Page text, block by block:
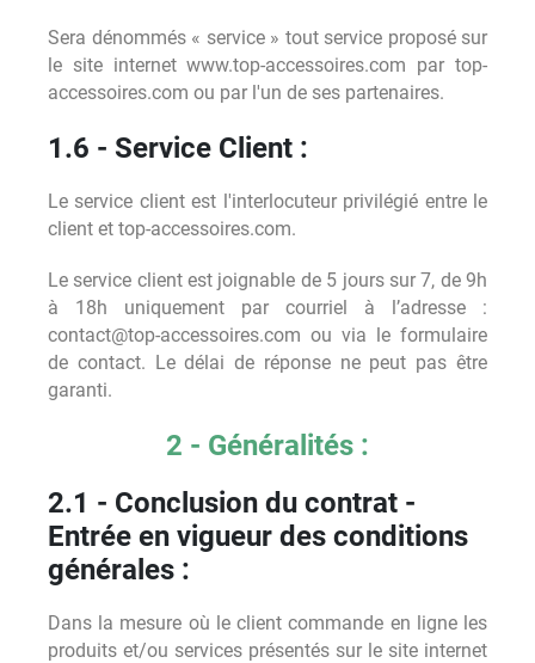
Sera dénommés « service » tout service proposé sur
le site internet www.top-accessoires.com par top-
accessoires.com ou par l'un de ses partenaires.
1.6 - Service Client :
Le service client est l'interlocuteur privilégié entre le
client et top-accessoires.com.
Le service client est joignable de 5 jours sur 7, de 9h
à 18h uniquement par courriel à l’adresse :
contact@top-accessoires.com ou via le formulaire
de contact. Le délai de réponse ne peut pas être
garanti.
2 - Généralités :
2.1 - Conclusion du contrat -
Entrée en vigueur des conditions
générales :
Dans la mesure où le client commande en ligne les
produits et/ou services présentés sur le site internet